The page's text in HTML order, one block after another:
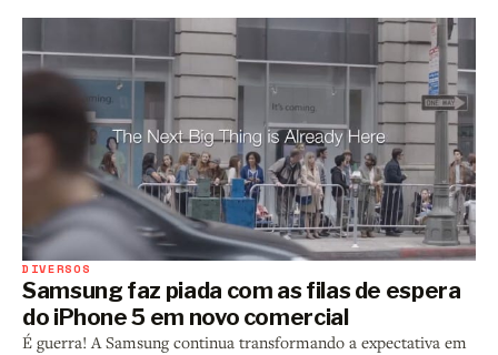
DIVERSOS
Samsung faz piada com as filas de espera
do iPhone 5 em novo comercial
É guerra! A Samsung continua transformando a expectativa em